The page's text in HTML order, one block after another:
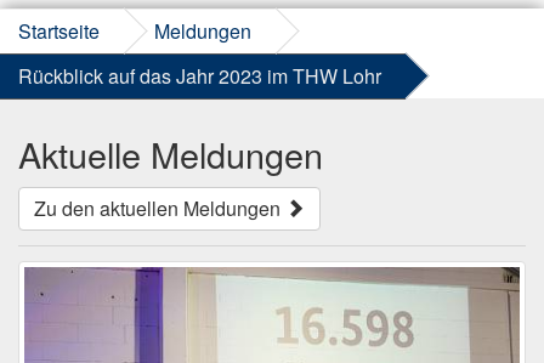
Startseite
Meldungen
Rückblick auf das Jahr 2023 im THW Lohr
Aktuelle Meldungen
Zu den aktuellen Meldungen